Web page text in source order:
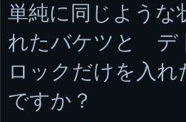
単純に同じような
れたバケツと デ
ロックだけを入
ですか？